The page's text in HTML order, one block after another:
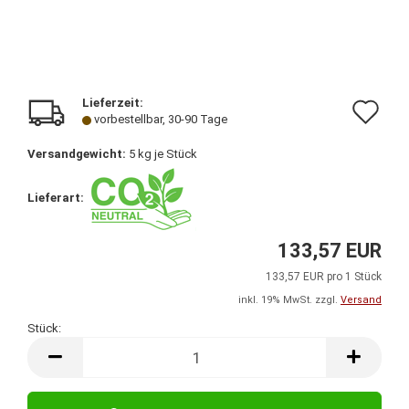
Lieferzeit:
vorbestellbar, 30-90 Tage
Versandgewicht: 5 kg je Stück
Lieferart:
133,57 EUR
133,57 EUR pro 1 Stück
inkl. 19% MwSt. zzgl. Versand
Stück: